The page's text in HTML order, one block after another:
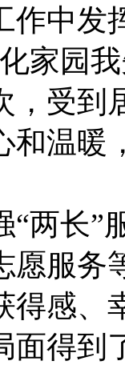
作中发
家园
，受到
和温暖
“两长”
愿服务
得感、
面得到